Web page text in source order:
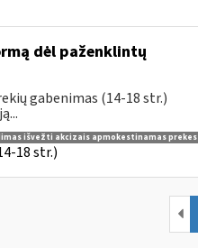
dėl paženklintų
gabenimas (14-18 str.)
išvežti akcizais apmokestinamas prekes
18 str.)